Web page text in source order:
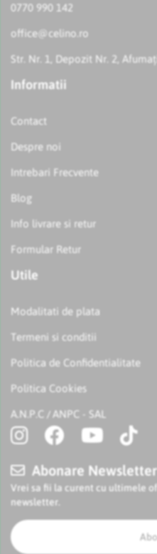
0770 990 142
office@celino.ro
Str. Nr. 1, Depozit Nr. 2,
Informatii
Contact
Despre noi
Intrebari Frecvente
Blog
Info livrare si retur
Formular Retur
Utile
Modalitati de plata
Termeni si conditii
Politica de Confidentialitate
Politica Cookies
A.N.P.C / ANPC - SAL
Abonare Newsletter
Vrei sa fii la curent cu ultimele
newsletter.